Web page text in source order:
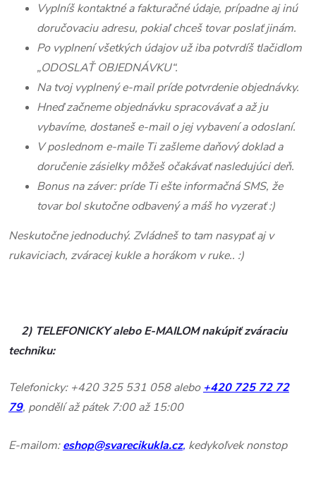
Vyplníš kontaktné a fakturačné údaje, prípadne aj inú
doručovaciu adresu, pokiaľ chceš tovar poslať jinám.
Po vyplnení všetkých údajov už iba potvrdíš tlačidlom
„ODOSLAŤ OBJEDNÁVKU“.
Na tvoj vyplnený e-mail príde potvrdenie objednávky.
Hneď začneme objednávku spracovávať a až ju
vybavíme, dostaneš e-mail o jej vybavení a odoslaní.
V poslednom e-maile Ti zašleme daňový doklad a
doručenie zásielky môžeš očakávať nasledujúci deň.
Bonus na záver: príde Ti ešte informačná SMS, že
tovar bol skutočne odbavený a máš ho vyzerať :)
Neskutočne jednoduchý. Zvládneš to tam nasypať aj v
rukaviciach, zváracej kukle a horákom v ruke.. :)
2) TELEFONICKY alebo E-MAILOM nakúpiť zváraciu
techniku:
Telefonicky: +420 325 531 058 alebo +420 725 72 72
79, pondělí až pátek 7:00 až 15:00
E-mailom:eshop@svarecikukla.cz, kedykoľvek nonstop